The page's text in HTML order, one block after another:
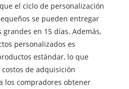
el ciclo de personalización
se pueden entregar
en 15 días. Además,
personalizados es
estándar, lo que
de adquisición
los compradores obtener